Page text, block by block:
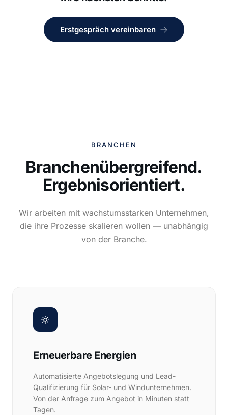
Erstgespräch vereinbaren
BRANCHEN
Branchenübergreifend.
Ergebnisorientiert.
Wir arbeiten mit wachstumsstarken Unternehmen,
die ihre Prozesse skalieren wollen — unabhängig
von der Branche.
Erneuerbare Energien
Automatisierte Angebotslegung und Lead-
Qualifizierung für Solar- und Windunternehmen.
Von der Anfrage zum Angebot in Minuten statt
Tagen.